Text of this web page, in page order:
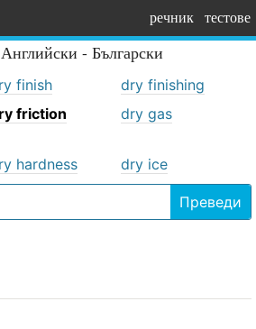
речник тестове
Английски - Български
finish
dry finishing
friction dry gas
hardness dry ice
Преведи